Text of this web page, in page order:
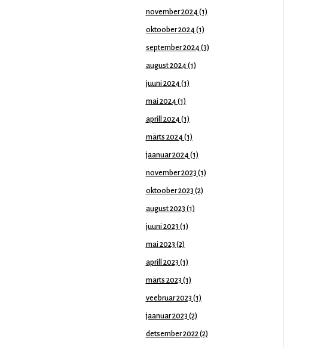
november 2024 (1)
oktoober 2024 (1)
september 2024 (3)
august 2024 (1)
juuni 2024 (1)
mai 2024 (1)
aprill 2024 (1)
märts 2024 (1)
jaanuar 2024 (1)
november 2023 (1)
oktoober 2023 (2)
august 2023 (1)
juuni 2023 (1)
mai 2023 (2)
aprill 2023 (1)
märts 2023 (1)
veebruar 2023 (1)
jaanuar 2023 (2)
detsember 2022(2)